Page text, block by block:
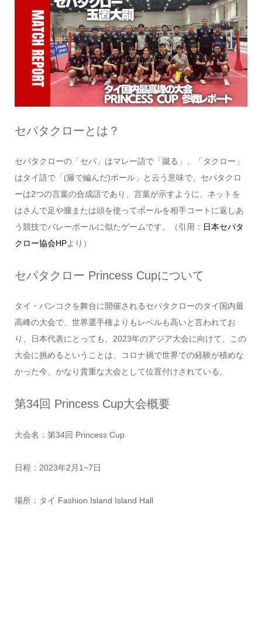
セパタクローとは？
セパタクローの「セパ」はマレー語で「蹴る」、「タクロー」
はタイ語で「(籐で編んだ)ボール」と云う意味で、セパタクロ
ーは2つの言葉の合成語であり、言葉が示すように、ネットを
はさんで足や腿または頭を使ってボールを相手コートに返しあ
う競技でバレーボールに似たゲームです。（引用： 日本セパタ
クロー協会HPより）
セパタクロー Princess Cupについて
タイ・バンコクを舞台に開催されるセパタクローのタイ国内最
高峰の大会で、世界選手権よりもレベルも高いと言われてお
り、日本代表にとっても、2023年のアジア大会に向けて、この
大会に挑めるということは、コロナ禍で世界での経験が積めな
かった今、かなり貴重な大会として位置付けされている。
第34回 Princess Cup大会概要
大会名：第34回 Princess Cup
日程：2023年2月1~7日
場所：タイ Fashion Island Island Hall